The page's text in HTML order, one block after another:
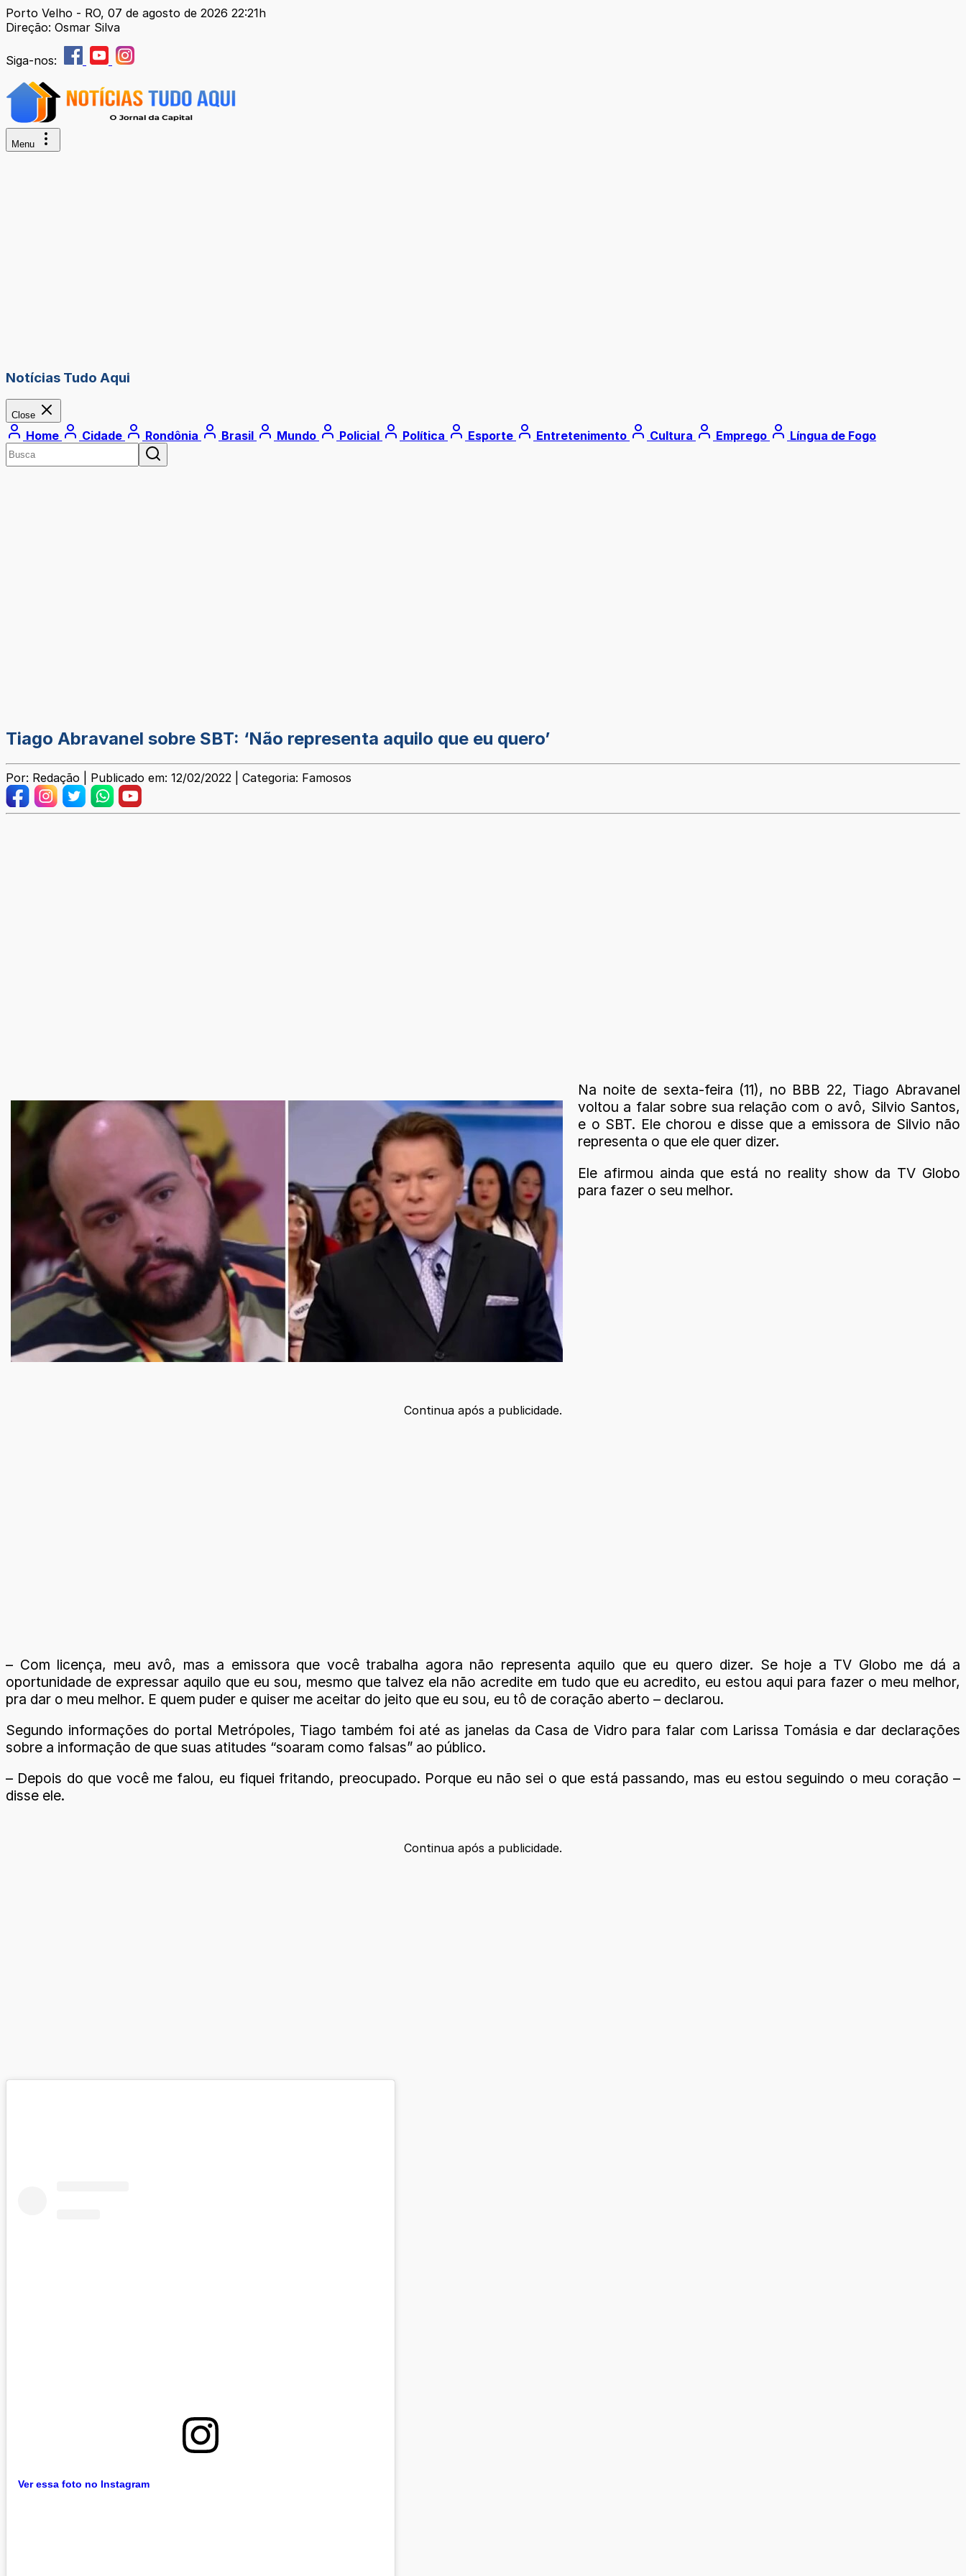
Porto Velho - RO, 07 de agosto de 2026 22:21h
Direção: Osmar Silva
Siga-nos:
Menu
Notícias Tudo Aqui
Close
Home Cidade Rondônia Brasil Mundo Policial Política Esporte Entretenimento Cultura Emprego Língua de Fogo
Tiago Abravanel sobre SBT: ‘Não representa aquilo que eu quero’
Por: Redação | Publicado em: 12/02/2022 | Categoria: Famosos
Na noite de sexta-feira (11), no BBB 22, Tiago Abravanel
voltou a falar sobre sua relação com o avô, Silvio Santos,
e o SBT. Ele chorou e disse que a emissora de Silvio não
representa o que ele quer dizer.
Ele afirmou ainda que está no reality show da TV Globo
para fazer o seu melhor.
Continua após a publicidade.
– Com licença, meu avô, mas a emissora que você trabalha agora não representa aquilo que eu quero dizer. Se hoje a TV Globo me dá a
oportunidade de expressar aquilo que eu sou, mesmo que talvez ela não acredite em tudo que eu acredito, eu estou aqui para fazer o meu melhor,
pra dar o meu melhor. E quem puder e quiser me aceitar do jeito que eu sou, eu tô de coração aberto – declarou.
Segundo informações do portal Metrópoles, Tiago também foi até as janelas da Casa de Vidro para falar com Larissa Tomásia e dar declarações
sobre a informação de que suas atitudes “soaram como falsas” ao público.
– Depois do que você me falou, eu fiquei fritando, preocupado. Porque eu não sei o que está passando, mas eu estou seguindo o meu coração –
disse ele.
Continua após a publicidade.
Ver essa foto no Instagram